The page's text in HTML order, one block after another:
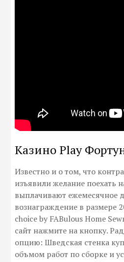
Казино Play
Известно и о том, что
изъявили желание поехать
выплачивают ежемесячное
вознаграждение в размере
choice by FABulous Home
сайт нажмите на кнопку.
опцию: Шведская стенка
объмом работ по сборке и